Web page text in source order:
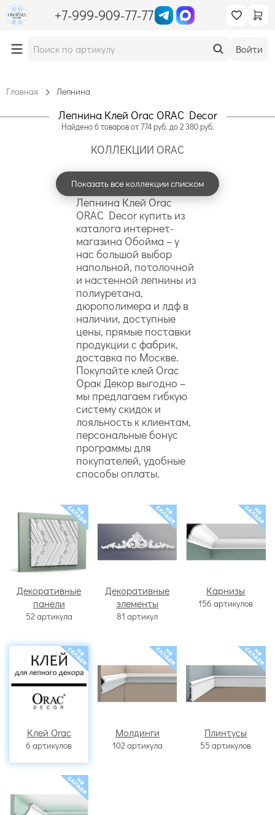
+7-999-909-77-77
Войти
Главная Лепнина
Лепнина Клей Orac ORAC Decor
Найдено 6 товаров от 774 руб. до 2 380 руб.
КОЛЛЕКЦИИ ORAC
Показать все коллекции списком
Лепнина Клей Orac
ORAC Decor купить из
каталога интернет-
магазина Обойма – у
нас большой выбор
напольной, потолочной
и настенной лепнины из
полиуретана,
дюрополимера и лдф в
наличии, доступные
цены, прямые поставки
продукции с фабрик,
доставка по Москве.
Покупайте клей Orac
Орак Декор выгодно –
мы предлагаем гибкую
систему скидок и
лояльность к клиентам,
персональные бонус
программы для
покупателей, удобные
способы оплаты.
Декоративные
панели
52 артикула
Декоративные
элементы
81 артикул
Карнизы
156 артикулов
Клей Orac
6 артикулов
Молдинги
102 артикула
Плинтусы
55 артикулов